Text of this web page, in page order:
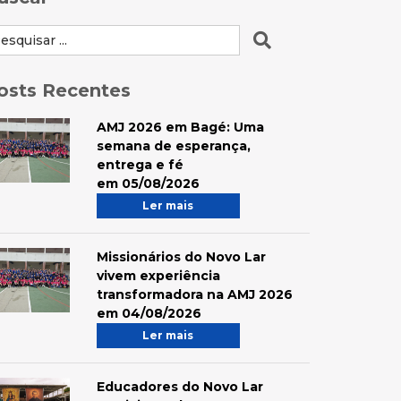
Recentes
AMJ 2026 em Bagé: Uma
semana de esperança,
entrega e fé
em 05/08/2026
Ler mais
Missionários do Novo Lar
vivem experiência
transformadora na AMJ 2026
em 04/08/2026
Ler mais
Educadores do Novo Lar